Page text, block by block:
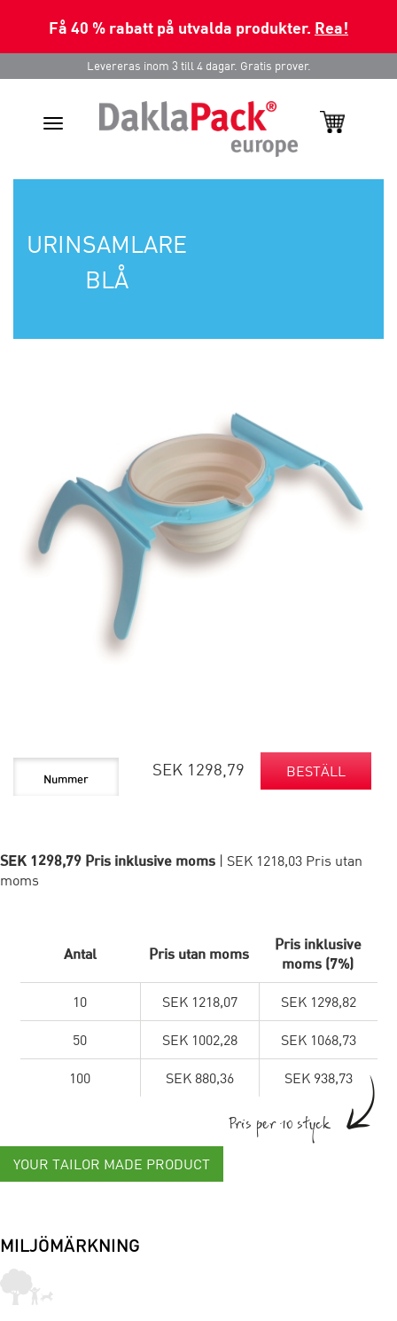
Få 40 % rabatt på utvalda produkter. Rea!
Levereras inom 3 till 4 dagar. Gratis prover.
Toggle
URINSAMLARE
BLÅ
SEK 1298,79 BESTÄLL
SEK 1298,79 Pris inklusive moms | SEK 1218,03 Pris utan
moms
Antal Pris utan moms
Pris inklusive
moms (7%)
10 SEK 1218,07 SEK 1298,82
50 SEK 1002,28 SEK 1068,73
100 SEK 880,36 SEK 938,73
Pris per 10 styck
YOUR TAILOR MADE PRODUCT
MILJÖMÄRKNING